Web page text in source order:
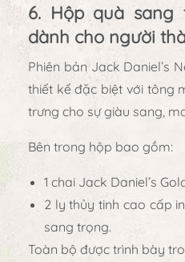
6. Hộp quà sang
dành cho người
Phiên bản Jack Daniel’s
thiết kế đặc biệt với tông
trưng cho sự giàu sang,
Bên trong hộp bao gồm:
1 chai Jack Daniel’s
2 ly thủy tinh cao cấp
sang trọng.
Toàn bộ được trình bày